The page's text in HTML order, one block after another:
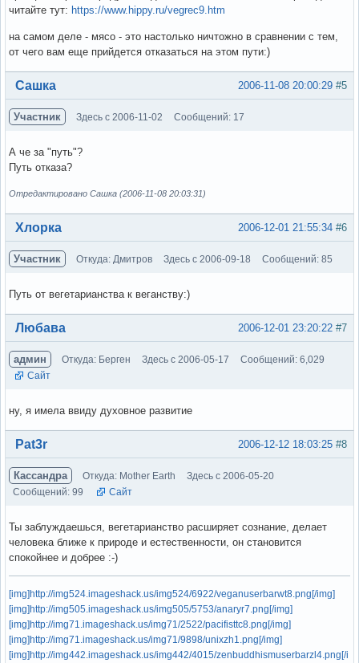
читайте тут: https://www.hippy.ru/vegrec9.htm
на самом деле - мясо - это настолько ничтожно в сравнении с тем,
от чего вам еще прийдется отказаться на этом пути:)
Вне форума #5
2006-11-08 20:00:29
Сашка
Участник Здесь с 2006-11-02 Сообщений: 17
А че за "путь"?
Путь отказа?
Отредактировано Сашка (2006-11-08 20:03:31)
Вне форума #6
2006-12-01 21:55:34
Хлорка
Участник Откуда: Дмитров Здесь с 2006-09-18 Сообщений: 85
Путь от вегетарианства к веганству:)
Вне форума #7
2006-12-01 23:20:22
Любава
админ Откуда: Берген Здесь с 2006-05-17
Сообщений: 6,029
Сайт
ну, я имела ввиду духовное развитие
Вне форума #8
2006-12-12 18:03:25
Pat3r
Кассандра Откуда: Mother Earth
Здесь с 2006-05-20
Сообщений: 99
Сайт
Ты заблуждаешься, вегетарианство расширяет сознание, делает
человека ближе к природе и естественности, он становится
спокойнее и добрее :-)
[img]http://img524.imageshack.us/img524/6922/veganuserbarwt8.png[/img]
[img]http://img505.imageshack.us/img505/5753/anaryr7.png[/img]
[img]http://img71.imageshack.us/img71/2522/pacifisttc8.png[/img]
[img]http://img71.imageshack.us/img71/9898/unixzh1.png[/img]
[img]http://img442.imageshack.us/img442/4015/zenbuddhismuserbarzl4.png[/i